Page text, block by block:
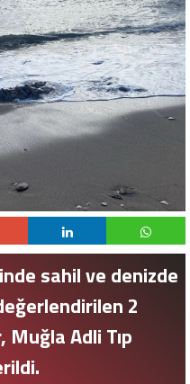
sahil ve denizde
2
Adli Tıp